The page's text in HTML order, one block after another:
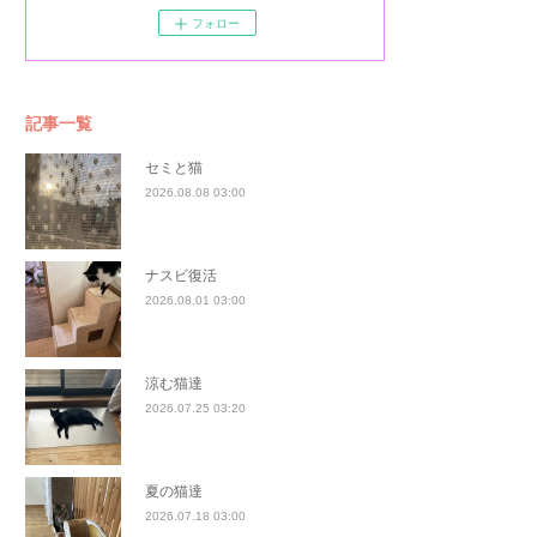
フォロー
記事一覧
セミと猫
2026.08.08 03:00
ナスビ復活
2026.08.01 03:00
涼む猫達
2026.07.25 03:20
夏の猫達
2026.07.18 03:00